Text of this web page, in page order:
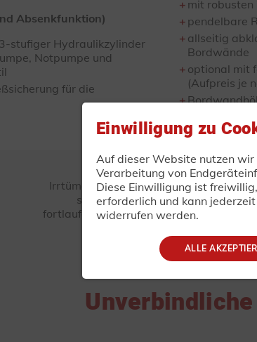
Absenkfunktion)
stufiger Hydraulikzylinder
Notpumpe und
für die
mit robusten
pendelbare
allseitig
Bordwände
optional mit
(Aufpreis je
Irrtümer und Änderungen
sind Musterabbildungen und
fortlaufenden technischen Änderungen!
Einwilligung zu
Auf dieser Website nutzen
Verarbeitung von
Diese Einwilligung ist
erforderlich und kann
widerrufen werden.
ALLE